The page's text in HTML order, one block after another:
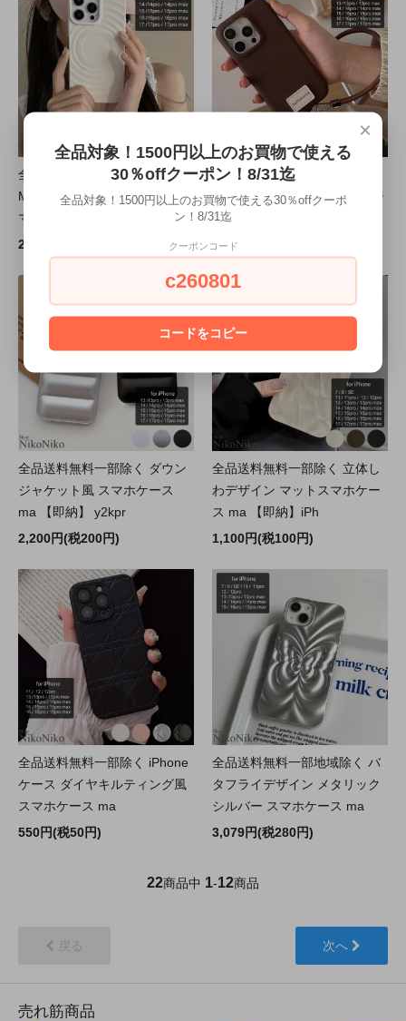
全品送料無料一部除く
MagSafe ウェーブデザイン ス
マホケース ma 【即納】y2kpr
2,200円(税200円)
全品送料無料一部除く ストラ
ップ ロゴワッペン スマホケー
ス ma【即納】y2kpr
2,200円(税200円)
全品送料無料一部除く ダウン
ジャケット風 スマホケース
ma 【即納】 y2kpr
2,200円(税200円)
全品送料無料一部除く 立体し
わデザイン マットスマホケー
ス ma 【即納】iPh
1,100円(税100円)
全品送料無料一部除く iPhone
ケース ダイヤキルティング風
スマホケース ma
550円(税50円)
全品送料無料一部地域除く バ
タフライデザイン メタリック
シルバー スマホケース ma
3,079円(税280円)
22商品中 1-12商品
戻る 次へ
売れ筋商品
×
全品対象！1500円以上のお買物で使える
30％offクーポン！8/31迄
全品対象！1500円以上のお買物で使える30％offクーポ
ン！8/31迄
クーポンコード
c260801
コードをコピー